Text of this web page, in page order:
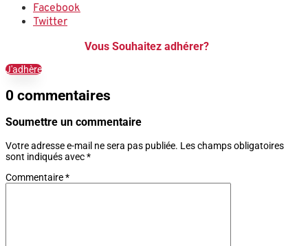
Facebook
Twitter
Vous Souhaitez adhérer?
J'adhère
0 commentaires
Soumettre un commentaire
Votre adresse e-mail ne sera pas publiée. Les champs obligatoires
sont indiqués avec*
Commentaire*